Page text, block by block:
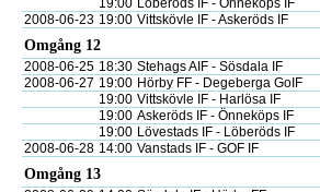
19:00 Löberöds IF - Önneköps IF
2008-06-23 19:00 Vittskövle IF - Askeröds IF
Omgång 12
2008-06-25 18:30 Stehags AIF - Sösdala IF
2008-06-27 19:00 Hörby FF - Degeberga GoIF
19:00 Vittskövle IF - Harlösa IF
19:00 Askeröds IF - Önneköps IF
19:00 Lövestads IF - Löberöds IF
2008-06-28 14:00 Vanstads IF - GOF IF
Omgång 13